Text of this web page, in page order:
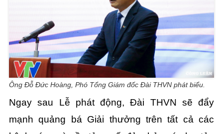
Ông Đỗ Đức Hoàng, Phó Tổng Giám đốc Đài THVN phát biểu.
Ngay sau Lễ phát động, Đài THVN sẽ đẩy
mạnh quảng bá Giải thưởng trên tất cả các